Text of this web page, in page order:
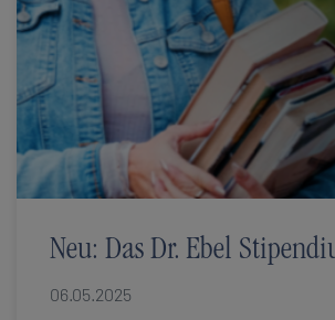
Neu: Das Dr. Ebel
06.05.2025